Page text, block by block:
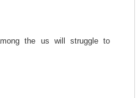
the us will struggle to